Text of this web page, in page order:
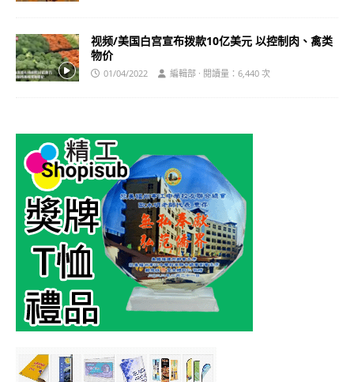
视频/美国白宫宣布拨款10亿美元 以控制肉、禽类
物价
01/04/2022 編輯部 · 閱讀量：6,440 次